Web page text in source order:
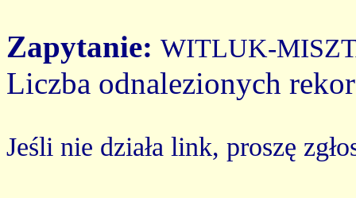
Zapytanie: WITLUK-
Liczba odnalezionych
Jeśli nie działa link, proszę